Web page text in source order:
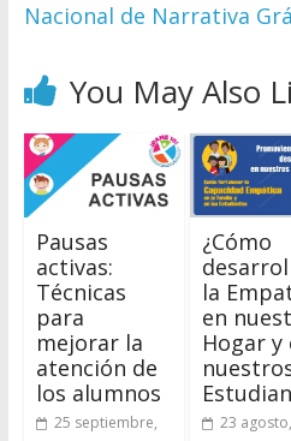
Nacional de Narrativa
You May Also
Pausas
activas:
Técnicas
para
mejorar la
atención de
los alumnos
25 septiembre,
¿Cómo
la
en
Hogar y
23 agosto,